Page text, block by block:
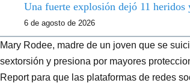
Una fuerte explosión dejó 11 heridos
6 de agosto de 2026
Mary Rodee, madre de un joven que se
sextorsión y presiona por mayores
Report para que las plataformas de redes